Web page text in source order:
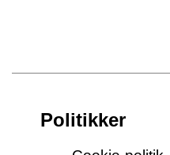
Politikker